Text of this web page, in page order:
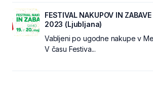
FESTIVAL NAKUPOV IN
2023 (Ljubljana)
Vabljeni po ugodne nakupe v
V času Festiva...